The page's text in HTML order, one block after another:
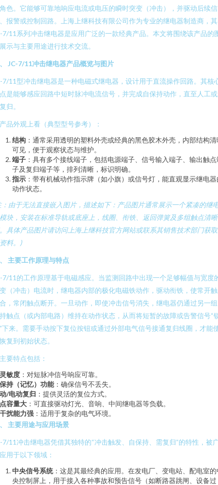
色。它能够可靠地响应电流或电压的瞬时突变（冲击），并驱动后续信
报警或控制回路。上海上继科技有限公司作为专业的继电器制造商，其
7/11系列冲击继电器是应用广泛的一款经典产品。本文将围绕该产品的
示与主要用途进行技术交流。
JC-7/11冲击继电器产品概览与图片
7/11型冲击继电器是一种电磁式继电器，设计用于直流操作回路。其核
是能够感应回路中短时脉冲电流信号，并完成自保持动作，直至人工
归。
品外观上看（典型型号参考）：
结构 ：通常采用透明的塑料外壳或经典的黑色胶木外壳，内部结构清
可见，便于观察状态与维护。
端子 ：具有多个接线端子，包括电源端子、信号输入端子、输出触点
子及复归端子等，排列清晰，标识明确。
指示 ：带有机械动作指示牌（如小旗）或信号灯，能直观显示继电器
动作状态。
：由于无法直接嵌入图片，描述如下：产品图片通常展示一个紧凑的继
块，安装在标准导轨或底座上，线圈、衔铁、返回弹簧及多组触点清
具体产品图片请访问上海上继科技官方网站或联系其销售技术部门获
料。)
主要工作原理与特点
7/11的工作原理基于电磁感应。当监测回路中出现一个足够幅值与宽度
（冲击）电流时，继电器内部的极化电磁铁动作，驱动衔铁，使常开
，常闭触点断开。一旦动作，即使冲击信号消失，继电器仍通过另一
触点（或内部电路）维持在动作状态，从而将短暂的故障或告警信号“
下来。需要手动按下复位按钮或通过外部电气信号接通复归线圈，才能
复到初始状态。
要特点包括：
敏度 ：对短脉冲信号响应可靠。
持（记忆）功能：确保信号不丢失。
/电动复归 ：提供灵活的复位方式。
容量大 ：可直接驱动灯光、音响、中间继电器等负载。
扰能力强 ：适用于复杂的电气环境。
主要用途与应用场景
7/11冲击继电器凭借其独特的“冲击触发、自保持、需复归”的特性，被
用于以下领域：
中央信号系统：这是其最经典的应用。在发电厂、变电站、配电室的
央控制屏上，用于接入各种事故和预告信号（如断路器跳闸、设备过